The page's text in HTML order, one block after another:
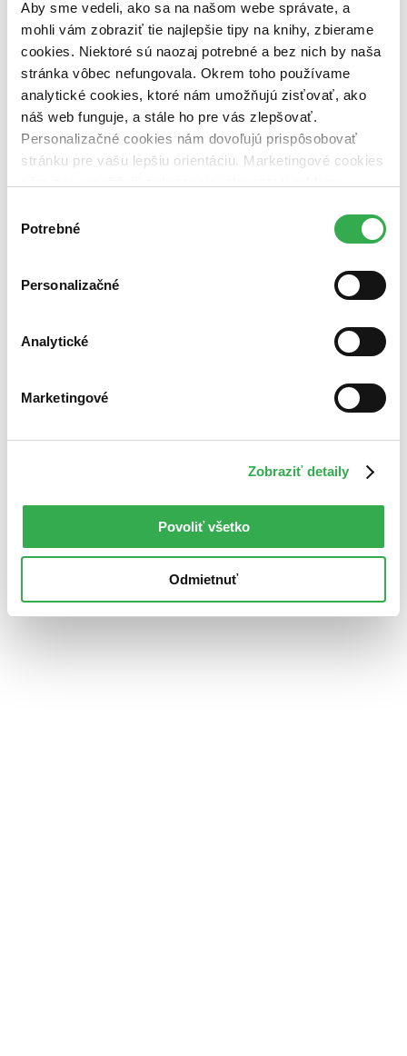
Aby sme vedeli, ako sa na našom webe správate, a
mohli vám zobraziť tie najlepšie tipy na knihy, zbierame
cookies. Niektoré sú naozaj potrebné a bez nich by naša
stránka vôbec nefungovala. Okrem toho používame
analytické cookies, ktoré nám umožňujú zisťovať, ako
náš web funguje, a stále ho pre vás zlepšovať.
Personalizačné cookies nám dovoľujú prispôsobovať
stránku pre vašu lepšiu orientáciu. Marketingové cookies
nám pomohlo, keby sme mohli používať všetky tieto
súhlasu
Potrebné
Personalizačné
Analytické
Marketingové
Zobraziť detaily
Povoliť všetko
Odmietnuť